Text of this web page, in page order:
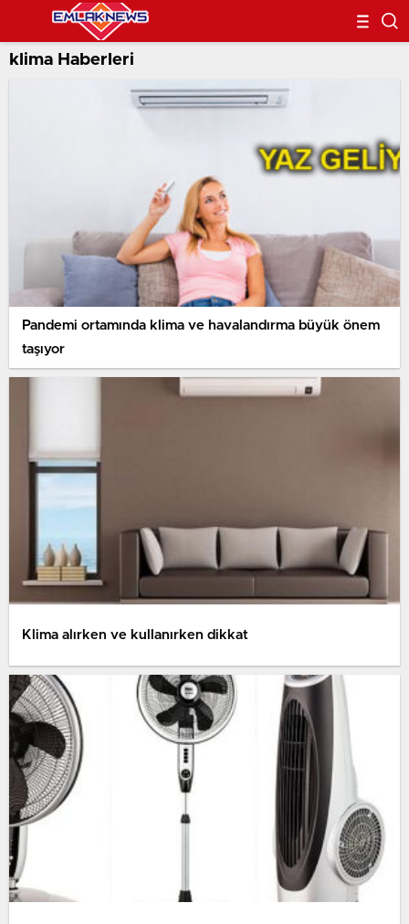
klima Haberleri
Pandemi ortamında klima ve havalandırma büyük önem
taşıyor
Klima alırken ve kullanırken dikkat